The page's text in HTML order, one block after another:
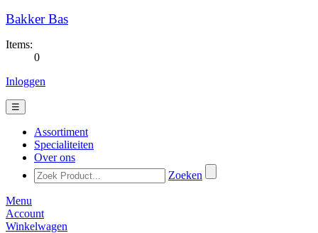
Bakker Bas
Items:
0
Inloggen
☰
Assortiment
Specialiteiten
Over ons
Zoeken
Menu
Account
Winkelwagen